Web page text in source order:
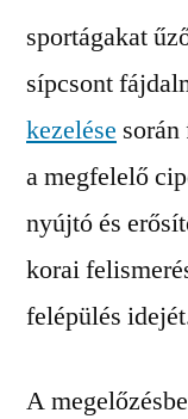
sportágakat
sípcsont
kezelése során
a megfelelő
nyújtó és
korai
felépülés
A